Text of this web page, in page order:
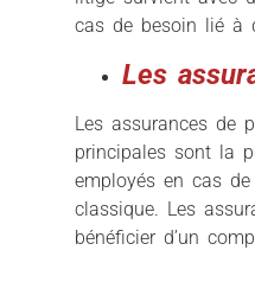
cas de besoin lié à
Les
Les assurances de
principales sont la
employés en cas
classique. Les
bénéficier d’un